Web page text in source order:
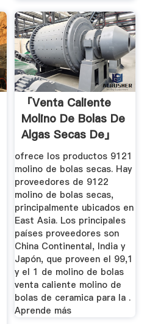
「venta Caliente
Molino De Bolas De
Algas Secas De」
ofrece los productos 9121
molino de bolas secas. Hay
proveedores de 9122
molino de bolas secas,
principalmente ubicados en
East Asia. Los principales
países proveedores son
China Continental, India y
Japón, que proveen el 99,1
y el 1 de molino de bolas
venta caliente molino de
bolas de ceramica para la .
Aprende más